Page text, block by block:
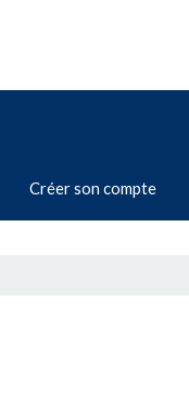
Créer son compte